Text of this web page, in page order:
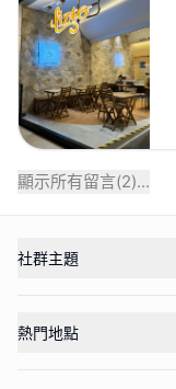
顯示所有留言(2)...
社群主題
熱門地點